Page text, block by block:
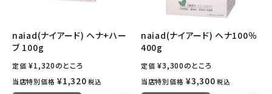
naiad(ナイアード) ヘナ+ハー
ブ 100g
定価 ¥1,320のところ
当店特別価格 ¥1,320 税込
naiad(ナイアード) ヘナ100％
400g
定価 ¥3,300のところ
当店特別価格 ¥3,300 税込